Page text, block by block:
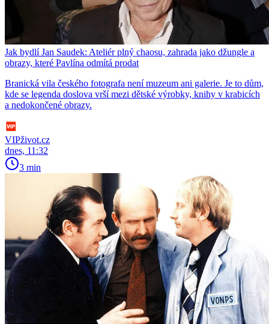
Jak bydlí Jan Saudek: Ateliér plný chaosu, zahrada jako džungle a
obrazy, které Pavlína odmítá prodat
Branická vila českého fotografa není muzeum ani galerie. Je to dům,
kde se legenda doslova vrší mezi dětské výrobky, knihy v krabicích
a nedokončené obrazy.
VIPživot.cz
dnes, 11:32
3 min